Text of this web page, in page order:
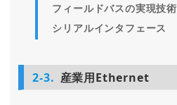
フィールドバスの実現技術
シリアルインタフェース
2-3. 産業用Ethernet